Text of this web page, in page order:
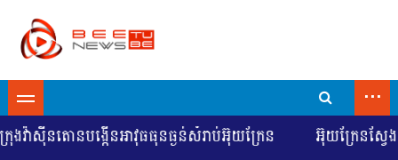
...
នតោនបង្កើនអាវុធធុនធ្ងន់សំរាប់អ៊ុយក្រែន អ៊ុយក្រែនស្វែងរ